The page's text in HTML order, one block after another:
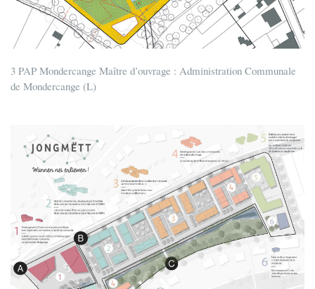
3 PAP Mondercange Maître d’ouvrage : Administration Communale
de Mondercange (L)